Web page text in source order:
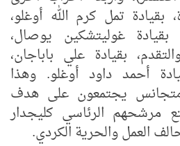
تمل كرم الله أوغلو،
بقيادة غوليتشكين يوصال،
بقيادة علي باباجان،
أحمد داود أوغلو. وهذا
يجتمعون على هدف
مرشحهم الرئاسي كليجدار
العمل والحرية الكردي.